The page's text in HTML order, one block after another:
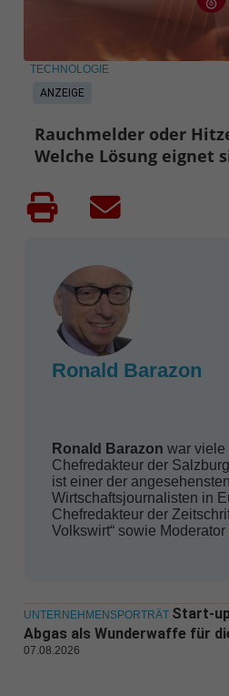
ANZEIGE
TECHNOLOGIE
Rauchmelder oder
Welche Lösung eignet
Ronald Barazon
Ronald Barazon war viele
Chefredakteur der
ist einer der angesehensten
Wirtschaftsjournalisten in
Chefredakteur der
Volkswirt“ sowie Moderator
UNTERNEHMENSPORTRÄT Start-
Abgas als Wunderwaffe für
07.08.2026